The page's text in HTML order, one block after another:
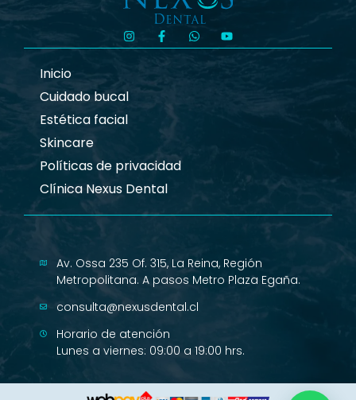
Inicio
Cuidado bucal
Estética facial
Skincare
Políticas de privacidad
Clínica Nexus Dental
Av. Ossa 235 Of. 315, La Reina, Región
Metropolitana. A pasos Metro Plaza Egaña.
consulta@nexusdental.cl
Horario de atención
Lunes a viernes: 09:00 a 19:00 hrs.